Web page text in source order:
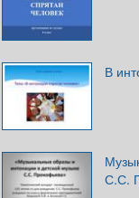
В
С.С.